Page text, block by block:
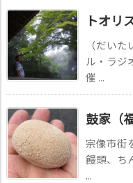
トオリ
（だい
ル・ラジ
催 ...
鼓家（
宗像市街
饅頭、ち
...